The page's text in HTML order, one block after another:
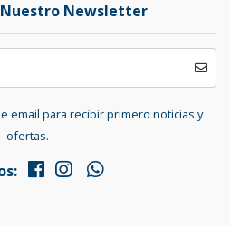
Newsletter
email para recibir primero noticias y
ofertas.